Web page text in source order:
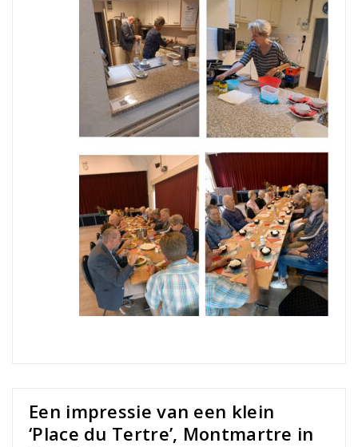
Een impressie van een klein
‘Place du Tertre’, Montmartre in